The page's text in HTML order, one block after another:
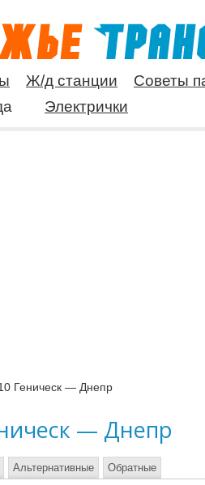
Ж/д станции
Советы
Электрички
Геническ — Днепр
— Днепр
Альтернативные Обратные